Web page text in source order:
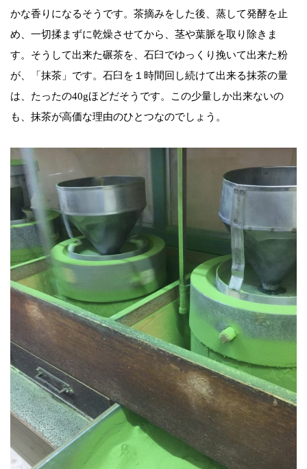
かな香りになるそうです。茶摘みをした後、蒸して発酵を止
め、一切揉まずに乾燥させてから、茎や葉脈を取り除きま
す。そうして出来た碾茶を、石臼でゆっくり挽いて出来た粉
が、「抹茶」です。石臼を１時間回し続けて出来る抹茶の量
は、たったの40gほどだそうです。この少量しか出来ないの
も、抹茶が高価な理由のひとつなのでしょう。